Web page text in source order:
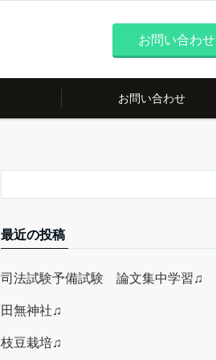
お問い合わせ
お問い合わせ
最近の投稿
司法試験予備試験 論文集中学習♫
田無神社♫
枝豆栽培♫